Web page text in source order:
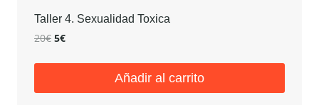
Taller 4. Sexualidad Toxica
20€ El
original
20€.
5€El
actual
5€.
Añadir al carrito